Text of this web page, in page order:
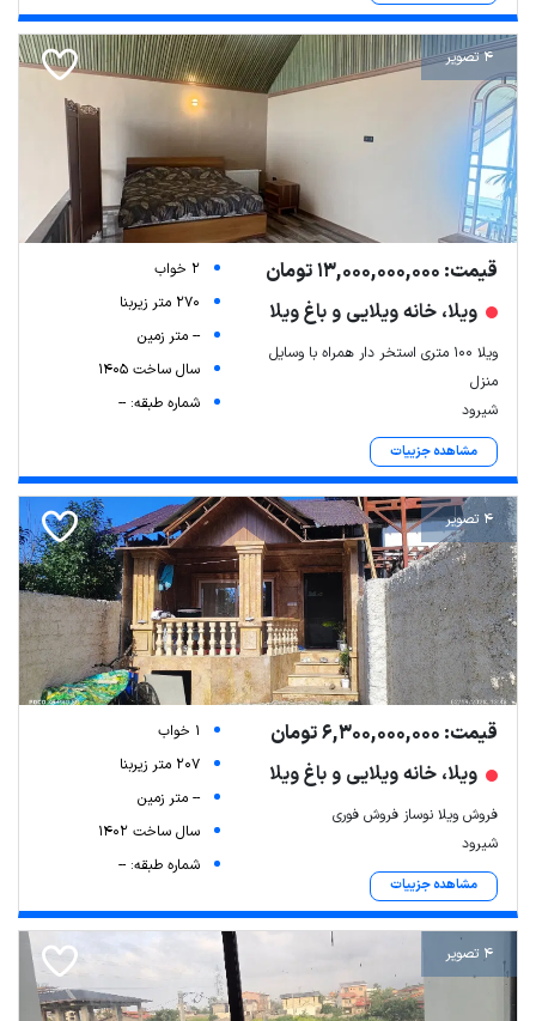
4 تصویر
قیمت: 13,000,000,000 تومان
ویلا، خانه ویلایی و باغ ویلا
ویلا ۱۰۰ متری استخر دار همراه با وسایل
منزل
شیرود
مشاهده جزییات
2 خواب
270 متر زیربنا
-- متر زمین
سال ساخت 1405
شماره طبقه: --
4 تصویر
قیمت: 6,300,000,000 تومان
ویلا، خانه ویلایی و باغ ویلا
فروش ویلا نوساز فروش فوری
شیرود
مشاهده جزییات
1 خواب
207 متر زیربنا
-- متر زمین
سال ساخت 1402
شماره طبقه: --
4 تصویر